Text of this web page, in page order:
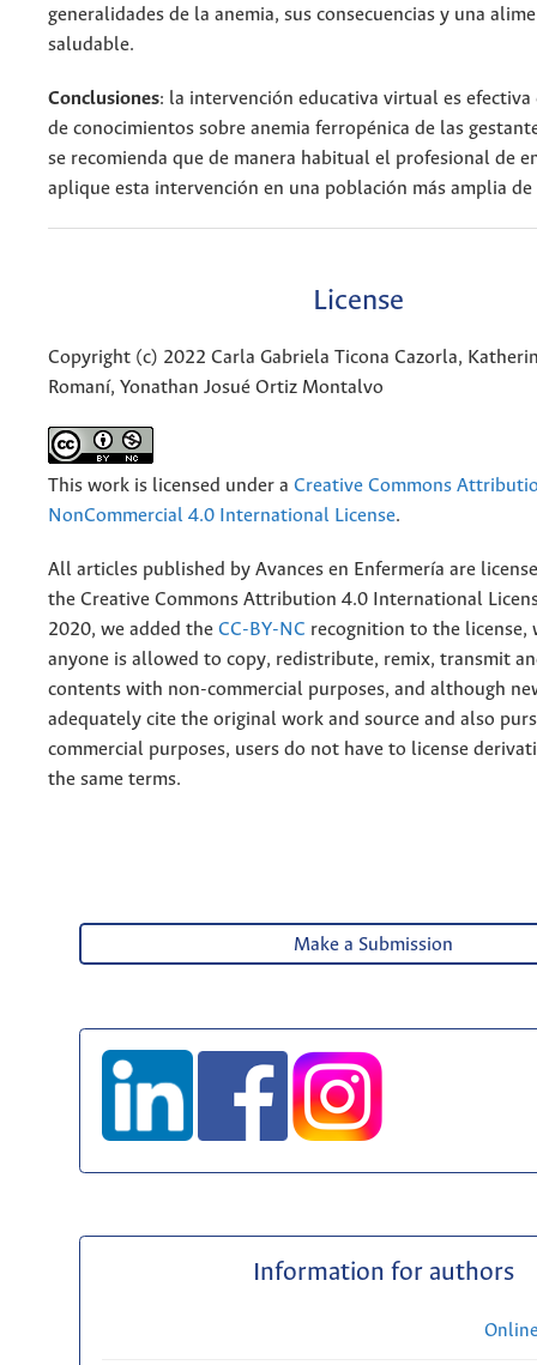
generalidades de la anemia, sus consecuencias y una
saludable.
Conclusiones: la intervención educativa virtual es efectiva
de conocimientos sobre anemia ferropénica de las
se recomienda que de manera habitual el profesional de
aplique esta intervención en una población más amplia de
License
Copyright (c) 2022 Carla Gabriela Ticona Cazorla,
Romaní, Yonathan Josué Ortiz Montalvo
This work is licensed under a Creative Commons
NonCommercial 4.0 International License.
All articles published by Avances en Enfermería are
the Creative Commons Attribution 4.0 International
2020, we added the CC-BY-NC recognition to the license,
anyone is allowed to copy, redistribute, remix, transmit
contents with non-commercial purposes, and although
adequately cite the original work and source and also
commercial purposes, users do not have to license
the same terms.
Make a Submission
Information for authors